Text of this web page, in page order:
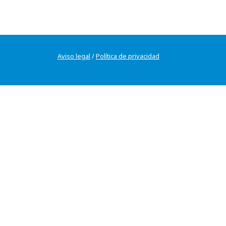
Aviso legal /Política de privacidad